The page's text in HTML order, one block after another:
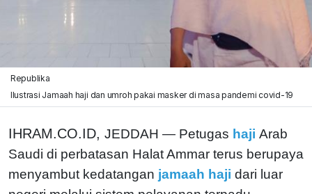
Republika
Ilustrasi Jamaah haji dan umroh pakai masker di masa pandemi covid-19
IHRAM.CO.ID, JEDDAH — Petugas haji Arab
Saudi di perbatasan Halat Ammar terus berupaya
menyambut kedatangan jamaah haji dari luar